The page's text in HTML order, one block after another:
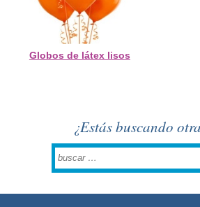
Globos de látex lisos
¿Estás buscando